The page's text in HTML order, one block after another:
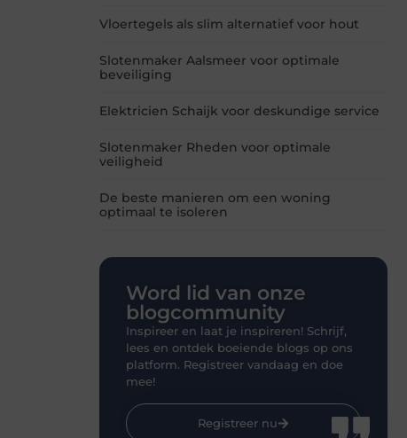
Vloertegels als slim alternatief voor hout
Slotenmaker Aalsmeer voor optimale
beveiliging
Elektricien Schaijk voor deskundige service
Slotenmaker Rheden voor optimale
veiligheid
De beste manieren om een woning
optimaal te isoleren
Word lid van onze
blogcommunity
Inspireer en laat je inspireren! Schrijf,
lees en ontdek boeiende blogs op ons
platform. Registreer vandaag en doe
mee!
Registreer nu